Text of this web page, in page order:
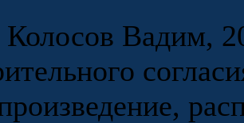
Вадим,